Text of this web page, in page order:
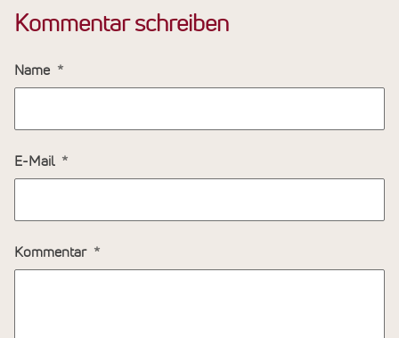
Kommentar schreiben
Name
E-Mail
Kommentar